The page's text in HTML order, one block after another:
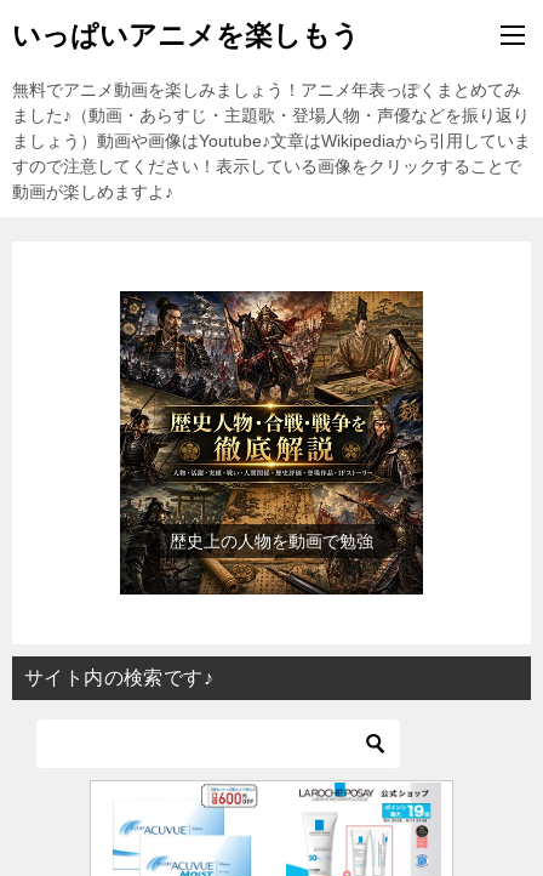
いっぱいアニメを楽しもう
無料でアニメ動画を楽しみましょう！アニメ年表っぽくまとめてみ
ました♪（動画・あらすじ・主題歌・登場人物・声優などを振り返り
ましょう）動画や画像はYoutube♪文章はWikipediaから引用していま
すので注意してください！表示している画像をクリックすることで
動画が楽しめますよ♪
『食品』（楽天市場）
サイト内の検索です♪